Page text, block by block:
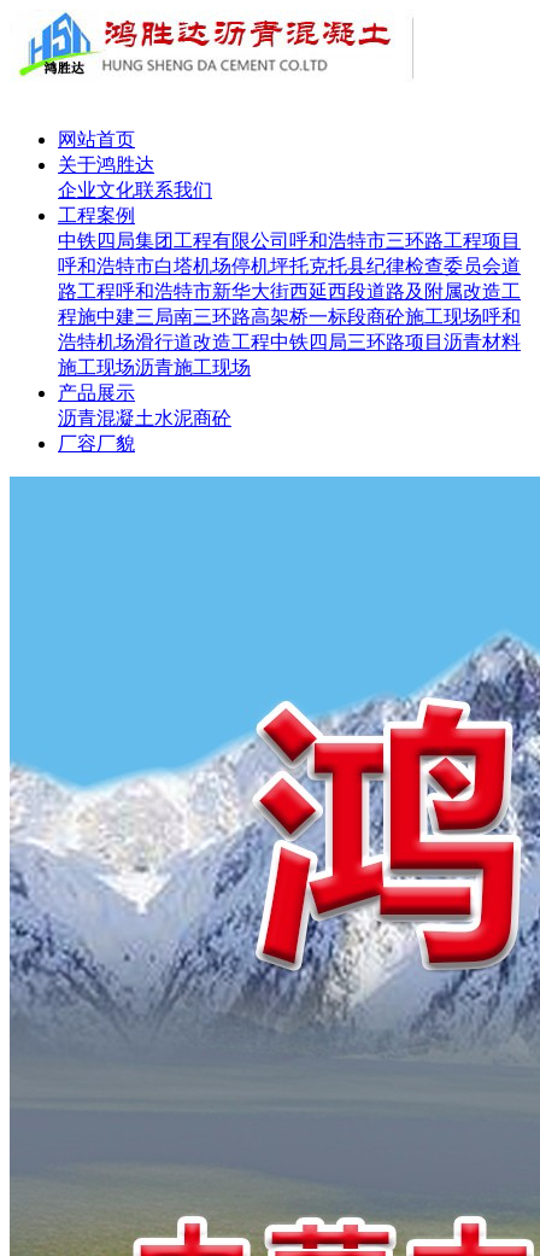
网站首页
关于鸿胜达
企业文化联系我们
工程案例
中铁四局集团工程有限公司呼和浩特市三环路工程项目
呼和浩特市白塔机场停机坪托克托县纪律检查委员会道
路工程呼和浩特市新华大街西延西段道路及附属改造工
程施中建三局南三环路高架桥一标段商砼施工现场呼和
浩特机场滑行道改造工程中铁四局三环路项目 沥青材料
施工现场沥青施工现场
产品展示
沥青混凝土水泥商砼
厂容厂貌